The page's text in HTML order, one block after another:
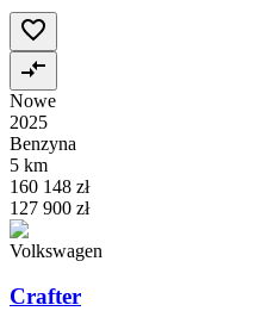
Nowe
2025
Benzyna
5 km
160 148 zł
127 900 zł
Volkswagen
Crafter